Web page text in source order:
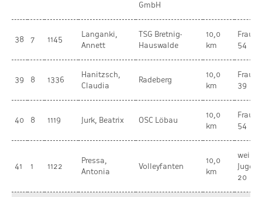
GmbH
38 7 1145
Langanki,
Annett
TSG Bretnig-
Hauswalde
10,0
km
54
39 8 1336
Hanitzsch,
Claudia
Radeberg
10,0
km
39
40 8 1119 Jurk, Beatrix OSC Löbau
10,0
km
54
41 1 1122
Pressa,
Antonia
Volleyfanten
10,0
km
20